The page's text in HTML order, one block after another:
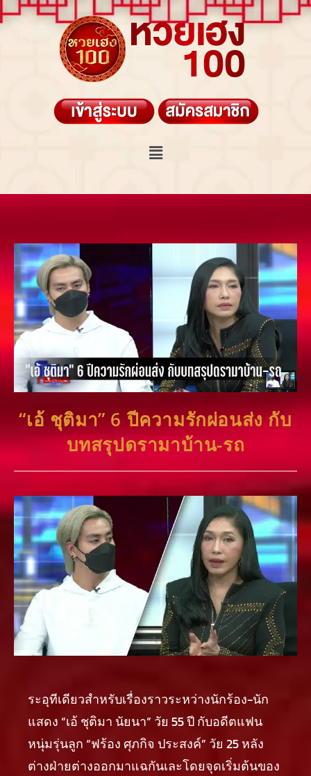
“เอ้ ชุติมา” 6 ปีความรักผ่อนส่ง กับ
บทสรุปดรามาบ้าน-รถ
ระอุทีเดียวสำหรับเรื่องราวระหว่างนักร้อง-นัก
แสดง “เอ้ ชุติมา นัยนา” วัย 55 ปี กับอดีตแฟน
หนุ่มรุ่นลูก “ฟร้อง ศุภกิจ ประสงค์” วัย 25 หลัง
ต่างฝ่ายต่างออกมาแฉกันเละโดยจุดเริ่มต้นของ